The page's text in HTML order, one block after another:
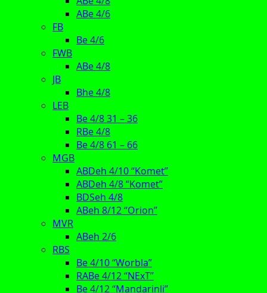
ABe 4/6
FB
Be 4/6
FWB
ABe 4/8
JB
Bhe 4/8
LEB
Be 4/8 31 – 36
RBe 4/8
Be 4/8 61 – 66
MGB
ABDeh 4/10 “Komet”
ABDeh 4/8 “Komet”
BDSeh 4/8
ABeh 8/12 “Orion”
MVR
ABeh 2/6
RBS
Be 4/10 “Worbla”
RABe 4/12 “NExT”
Be 4/12 “Mandarinli”